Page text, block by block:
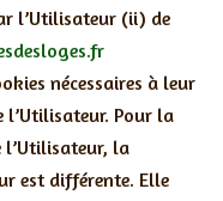
l’Utilisateur (ii) de
nécessaires à leur
Pour la
l’Utilisateur, la
est différente. Elle